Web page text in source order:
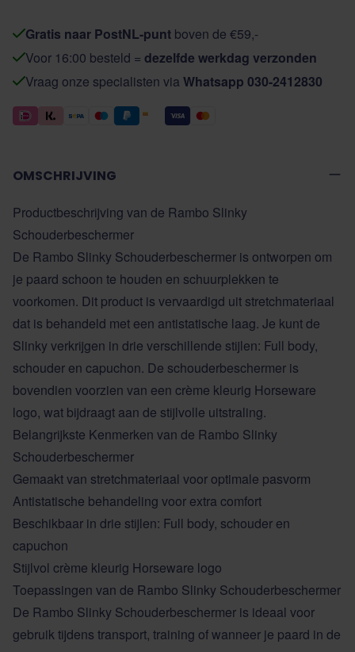
Gratis naar PostNL-punt boven de €59,-
Voor 16:00 besteld = dezelfde werkdag verzonden
Vraag onze specialisten via Whatsapp 030-2412830
OMSCHRIJVING
Productbeschrijving van de Rambo Slinky
Schouderbeschermer
De Rambo Slinky Schouderbeschermer is ontworpen om
je paard schoon te houden en schuurplekken te
voorkomen. Dit product is vervaardigd uit stretchmateriaal
dat is behandeld met een antistatische laag. Je kunt de
Slinky verkrijgen in drie verschillende stijlen: Full body,
schouder en capuchon. De schouderbeschermer is
bovendien voorzien van een crème kleurig Horseware
logo, wat bijdraagt aan de stijlvolle uitstraling.
Belangrijkste Kenmerken van de Rambo Slinky
Schouderbeschermer
Gemaakt van stretchmateriaal voor optimale pasvorm
Antistatische behandeling voor extra comfort
Beschikbaar in drie stijlen: Full body, schouder en
capuchon
Stijlvol crème kleurig Horseware logo
Toepassingen van de Rambo Slinky Schouderbeschermer
De Rambo Slinky Schouderbeschermer is ideaal voor
gebruik tijdens transport, training of wanneer je paard in de